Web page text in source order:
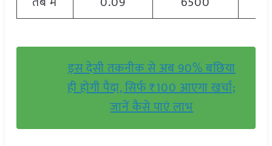
इस देसी तकनीक से अब 90% बछिया
ही होगी पैदा, सिर्फ ₹100 आएगा खर्चा;
जानें कैसे पाएं लाभ